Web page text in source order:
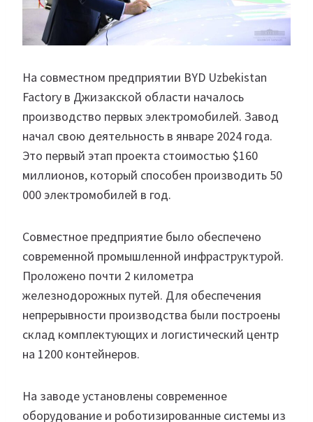
На совместном предприятии BYD Uzbekistan
Factory в Джизакской области началось
производство первых электромобилей. Завод
начал свою деятельность в январе 2024 года.
Это первый этап проекта стоимостью $160
миллионов, который способен производить 50
000 электромобилей в год.
Совместное предприятие было обеспечено
современной промышленной инфраструктурой.
Проложено почти 2 километра
железнодорожных путей. Для обеспечения
непрерывности производства были построены
склад комплектующих и логистический центр
на 1200 контейнеров.
На заводе установлены современное
оборудование и роботизированные системы из